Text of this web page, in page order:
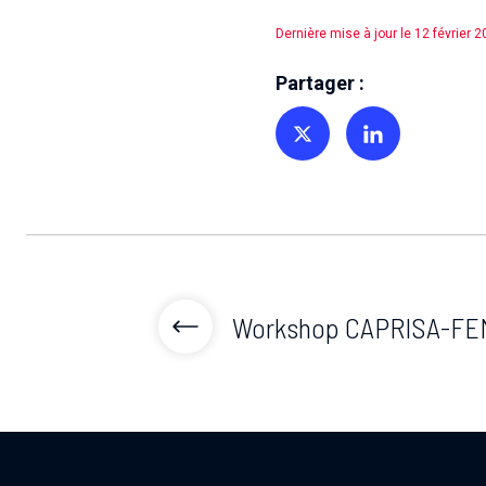
Dernière mise à jour le 12 février
Partager :
Partager sur TwitterPartager sur Linkedin
Workshop CAPRISA-